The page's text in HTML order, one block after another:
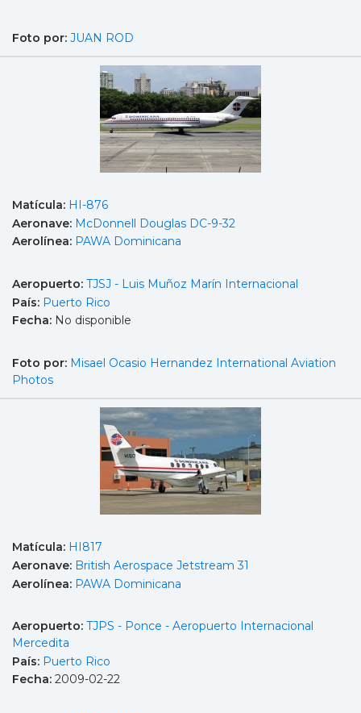
Foto por: JUAN ROD
Matícula: HI-876
Aeronave: McDonnell Douglas DC-9-32
Aerolínea: PAWA Dominicana
Aeropuerto: TJSJ - Luis Muñoz Marín Internacional
País: Puerto Rico
Fecha: No disponible
Foto por: Misael Ocasio Hernandez International Aviation
Photos
Matícula: HI817
Aeronave: British Aerospace Jetstream 31
Aerolínea: PAWA Dominicana
Aeropuerto: TJPS - Ponce - Aeropuerto Internacional
Mercedita
País: Puerto Rico
Fecha: 2009-02-22